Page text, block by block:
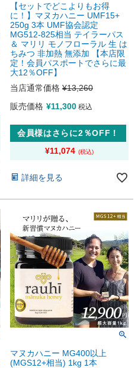
【セットでどこよりもお得
に！】マヌカハニー UMF15+
250g 3本 UMF協会認定
MG512-825相当 テイラーパス
＆ マリリ モノフローラル 生 は
ちみつ 非加熱 無添加 【本店限
定！会員パスポートでさらに最
大12％OFF】
当店通常価格 ¥13,260
販売価格 ¥11,300 税込
会員様はさらに2％OFF！
¥11,074
詳細を見る
マヌカハニー MG400以上
(MGS12+相当) 1kg 1本